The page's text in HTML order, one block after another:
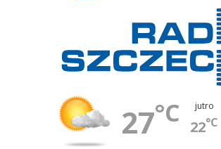
27°C jutro
22°C